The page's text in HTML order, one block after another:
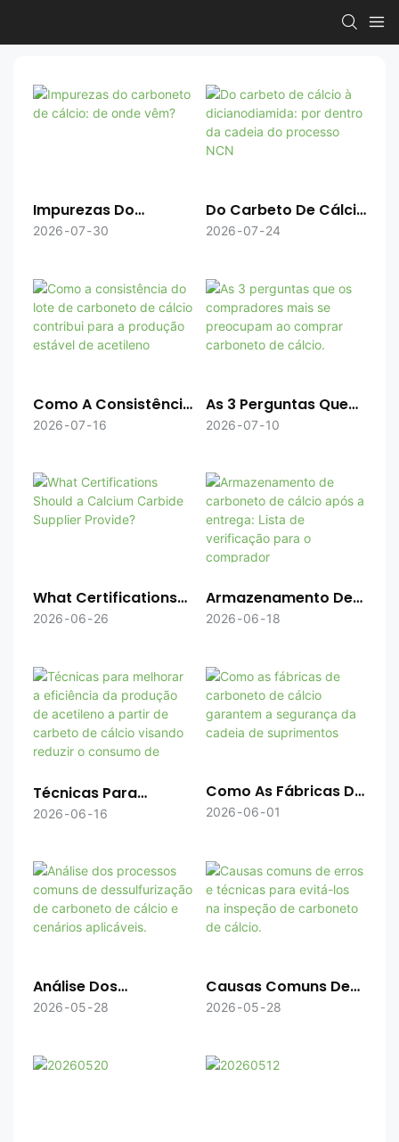
Impurezas Do
Carboneto De Cálcio:
2026 07 30
Do Carbeto De Cálcio
À Dicianodiamida:
Do Processo NCN
2026 07 24
Como A Consistência
Do Lote De
Contribui Para A
Produção Estável De
Acetileno
2026 07 16
As 3 Perguntas Que
Os Compradores
Ao Comprar
Carboneto De Cálcio.
2026 07 10
What Certifications
Should A Calcium
Provide?
2026 06 26
Armazenamento De
Carboneto De Cálcio
De Verificação Para
O Comprador
2026 06 18
Técnicas Para
Melhorar A Eficiência
Acetileno A Partir De
Carbeto De Cálcio
Visando Reduzir O
Consumo De Energia.
2026 06 16
Como As Fábricas De
Carboneto De Cálcio
Cadeia De
Suprimentos
2026 06 01
Análise Dos
Processos Comuns
De Carboneto De
Cálcio E Cenários
2026 05 28
Causas Comuns De
Erros E Técnicas Para
Inspeção De
Carboneto De Cálcio.
2026 05 28